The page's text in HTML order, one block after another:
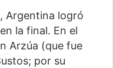
Argentina logró
la final. En el
Arzúa (que fue
por su